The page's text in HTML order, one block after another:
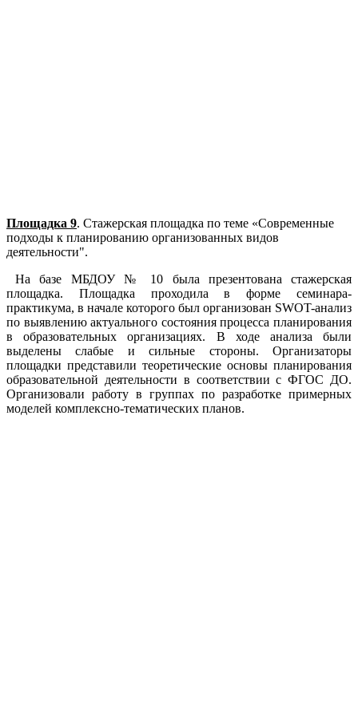
Площадка 9. Стажерская площадка по теме «Современные
подходы к планированию организованных видов
деятельности".
На базе МБДОУ № 10 была презентована стажерская
площадка. Площадка проходила в форме семинара-
практикума, в начале которого был организован SWOT-анализ
по выявлению актуального состояния процесса планирования
в образовательных организациях. В ходе анализа были
выделены слабые и сильные стороны. Организаторы
площадки представили теоретические основы планирования
образовательной деятельности в соответствии с ФГОС ДО.
Организовали работу в группах по разработке примерных
моделей комплексно-тематических планов.